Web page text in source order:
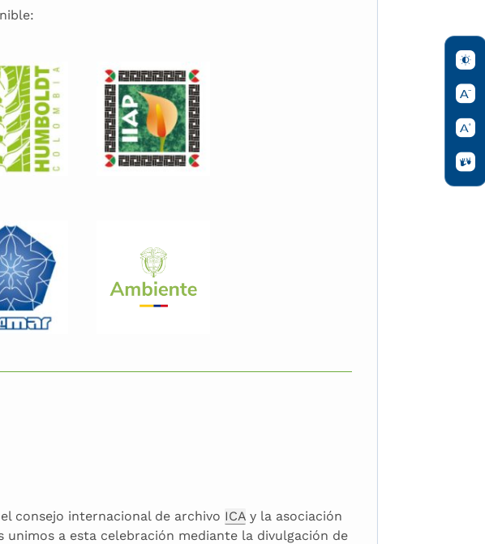
consejo internacional de archivo ICA y la asociación
a esta celebración mediante la divulgación de